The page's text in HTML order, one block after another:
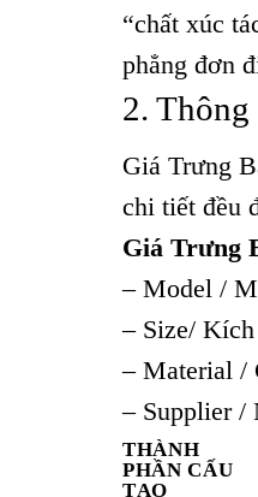
“chất xúc
phẳng đơn
2.
Giá Trưng
chi tiết đều
Giá Trưng
– Model /
– Size/
– Material /
– Supplier /
THÀNH
PHẦN CẤU
TẠO